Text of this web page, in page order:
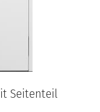
Seitenteil